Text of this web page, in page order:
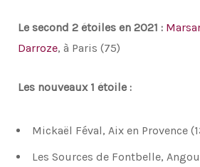
Le second 2 étoiles en 2021 :
Darroze, à Paris (75)
Les nouveaux 1 étoile :
Mickaël Féval, Aix en Provence
Les Sources de Fontbelle,